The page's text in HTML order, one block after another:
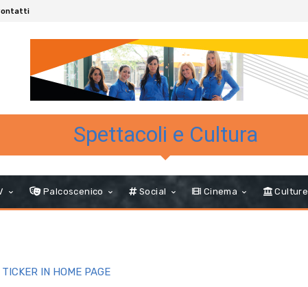
Spettacoli e Cultura
Palcoscenico Social Cinema Culture
TICKER IN HOME PAGE